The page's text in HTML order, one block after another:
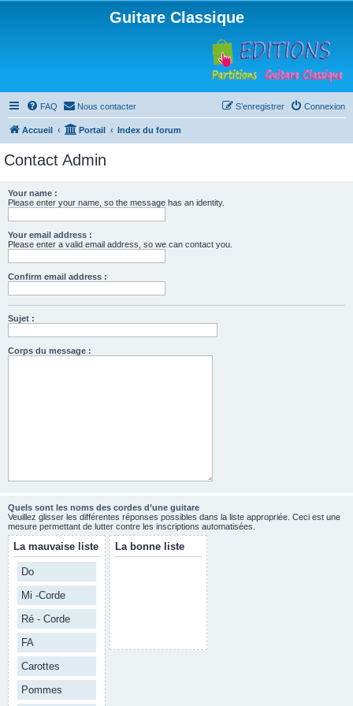
Guitare Classique
FAQ Nous contacter Connexion
S’enregistrer
Accueil Portail Index du forum
Contact Admin
Your name :
Please enter your name, so the message has an identity.
Your email address :
Please enter a valid email address, so we can contact you.
Confirm email address :
Sujet :
Corps du message :
Quels sont les noms des cordes d’une guitare
Veuillez glisser les différentes réponses possibles dans la liste appropriée. Ceci est une
mesure permettant de lutter contre les inscriptions automatisées.
La mauvaise liste
Do
Mi -Corde
Ré - Corde
FA
Carottes
Pommes
La bonne liste